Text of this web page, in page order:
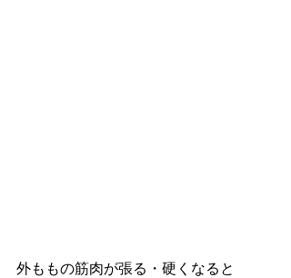
外ももの筋肉が張る・硬くなると